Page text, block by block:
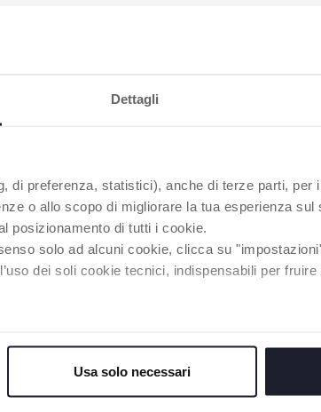
Dettagli
di preferenza, statistici), anche di terze parti, per
o allo scopo di migliorare la tua esperienza sul
posizionamento di tutti i cookie.
solo ad alcuni cookie, clicca su
dei soli cookie tecnici, indispensabili per
Usa solo necessari
HAI BISOGNO DI INFORMAZIONI?